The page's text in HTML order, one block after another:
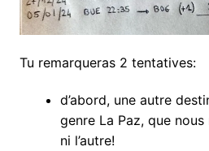
Tu remarqueras 2 tentatives:
d’abord, une autre
genre La Paz, que nous
ni l’autre!